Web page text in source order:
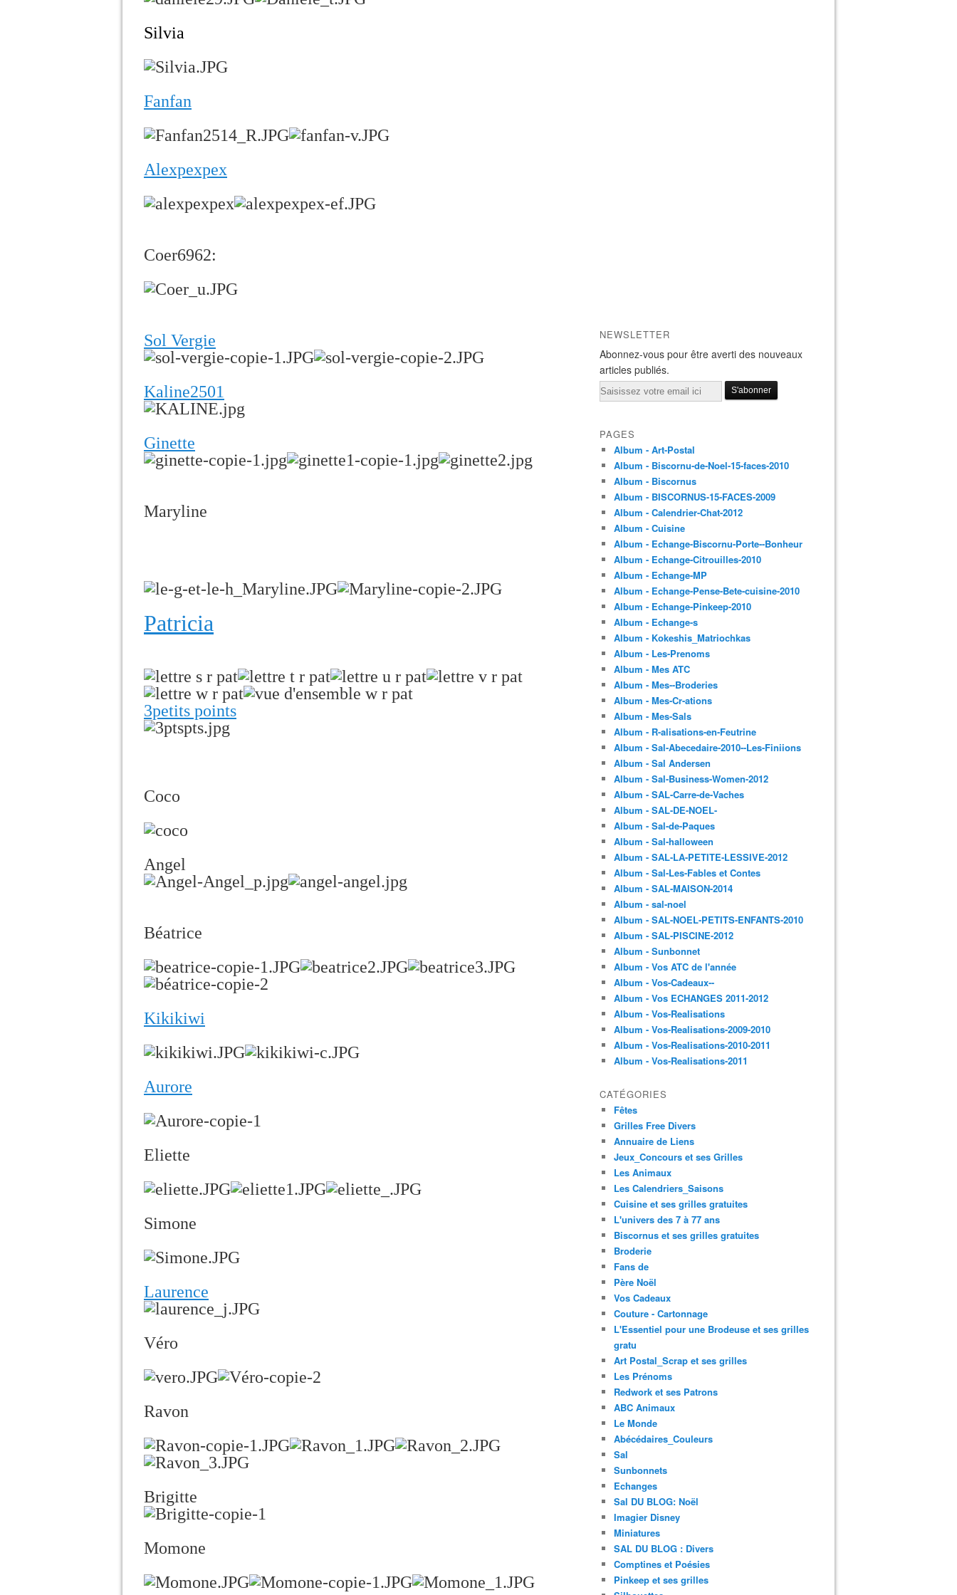
Silvia
Fanfan
Alexpexpex
Coer6962:
Sol Vergie
Kaline2501
Ginette
Maryline
Patricia
3petits points
Coco
Angel
Béatrice
Kikikiwi
Aurore
Eliette
Simone
Laurence
Véro
Ravon
Brigitte
Momone
NEWSLETTER
Abonnez-vous pour être averti des nouveaux
articles publiés.
Email
PAGES
Album - Art-Postal
Album - Biscornu-de-Noel-15-faces-2010
Album - Biscornus
Album - BISCORNUS-15-FACES-2009
Album - Calendrier-Chat-2012
Album - Cuisine
Album - Echange-Biscornu-Porte--Bonheur
Album - Echange-Citrouilles-2010
Album - Echange-MP
Album - Echange-Pense-Bete-cuisine-2010
Album - Echange-Pinkeep-2010
Album - Echange-s
Album - Kokeshis_Matriochkas
Album - Les-Prenoms
Album - Mes ATC
Album - Mes--Broderies
Album - Mes-Cr-ations
Album - Mes-Sals
Album - R-alisations-en-Feutrine
Album - Sal-Abecedaire-2010--Les-Finiions
Album - Sal Andersen
Album - Sal-Business-Women-2012
Album - SAL-Carre-de-Vaches
Album - SAL-DE-NOEL-
Album - Sal-de-Paques
Album - Sal-halloween
Album - SAL-LA-PETITE-LESSIVE-2012
Album - Sal-Les-Fables et Contes
Album - SAL-MAISON-2014
Album - sal-noel
Album - SAL-NOEL-PETITS-ENFANTS-2010
Album - SAL-PISCINE-2012
Album - Sunbonnet
Album - Vos ATC de l'année
Album - Vos-Cadeaux--
Album - Vos ECHANGES 2011-2012
Album - Vos-Realisations
Album - Vos-Realisations-2009-2010
Album - Vos-Realisations-2010-2011
Album - Vos-Realisations-2011
CATÉGORIES
Fêtes
Grilles Free Divers
Annuaire de Liens
Jeux_Concours et ses Grilles
Les Animaux
Les Calendriers_Saisons
Cuisine et ses grilles gratuites
L'univers des 7 à 77 ans
Biscornus et ses grilles gratuites
Broderie
Fans de
Père Noël
Vos Cadeaux
Couture - Cartonnage
L'Essentiel pour une Brodeuse et ses grilles
gratu
Art Postal_Scrap et ses grilles
Les Prénoms
Redwork et ses Patrons
ABC Animaux
Le Monde
Abécédaires_Couleurs
Sal
Sunbonnets
Echanges
Sal DU BLOG: Noël
Imagier Disney
Miniatures
SAL DU BLOG : Divers
Comptines et Poésies
Pinkeep et ses grilles